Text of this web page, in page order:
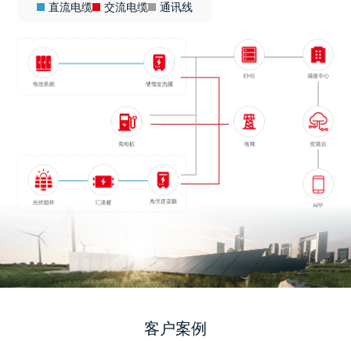
直流电缆 交流电缆 通讯线
客户案例